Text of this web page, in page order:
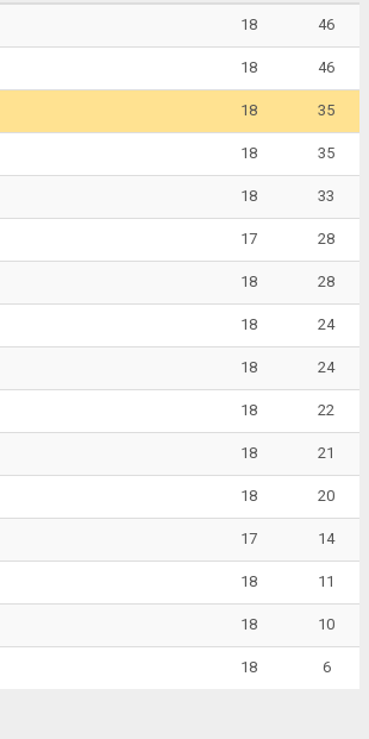
18 46
18 46
18 35
18 35
18 33
17 28
18 28
18 24
18 24
18 22
18 21
18 20
17 14
18 11
18 10
18 6